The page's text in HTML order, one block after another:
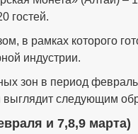
гостей.
в рамках которого
индустрии.
зон в период
выглядит следующим
и 7,8,9 марта)